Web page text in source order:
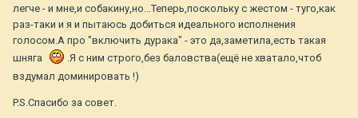
легче - и мне,и собакину,но...Теперь,поскольку с жестом - туго,как
раз-таки и я и пытаюсь добиться идеального исполнения
голосом.А про "включить дурака" - это да,заметила,есть такая
шняга
.Я с ним строго,без баловства(ещё не хватало,чтоб
вздумал доминировать !)
P.S.Спасибо за совет.